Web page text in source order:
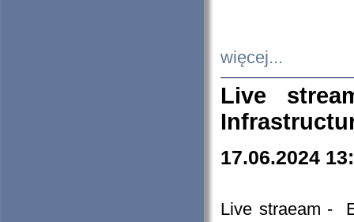
więcej...
Live
17.06.2024
Live straeam -